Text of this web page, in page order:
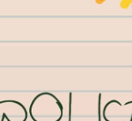
של בג”צ היא תבוסה